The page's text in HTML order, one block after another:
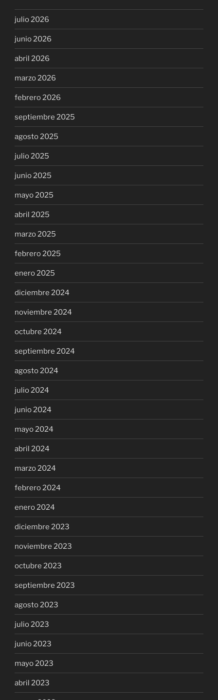
julio 2026
junio 2026
abril 2026
marzo 2026
febrero 2026
septiembre 2025
agosto 2025
julio 2025
junio 2025
mayo 2025
abril 2025
marzo 2025
febrero 2025
enero 2025
diciembre 2024
noviembre 2024
octubre 2024
septiembre 2024
agosto 2024
julio 2024
junio 2024
mayo 2024
abril 2024
marzo 2024
febrero 2024
enero 2024
diciembre 2023
noviembre 2023
octubre 2023
septiembre 2023
agosto 2023
julio 2023
junio 2023
mayo 2023
abril 2023